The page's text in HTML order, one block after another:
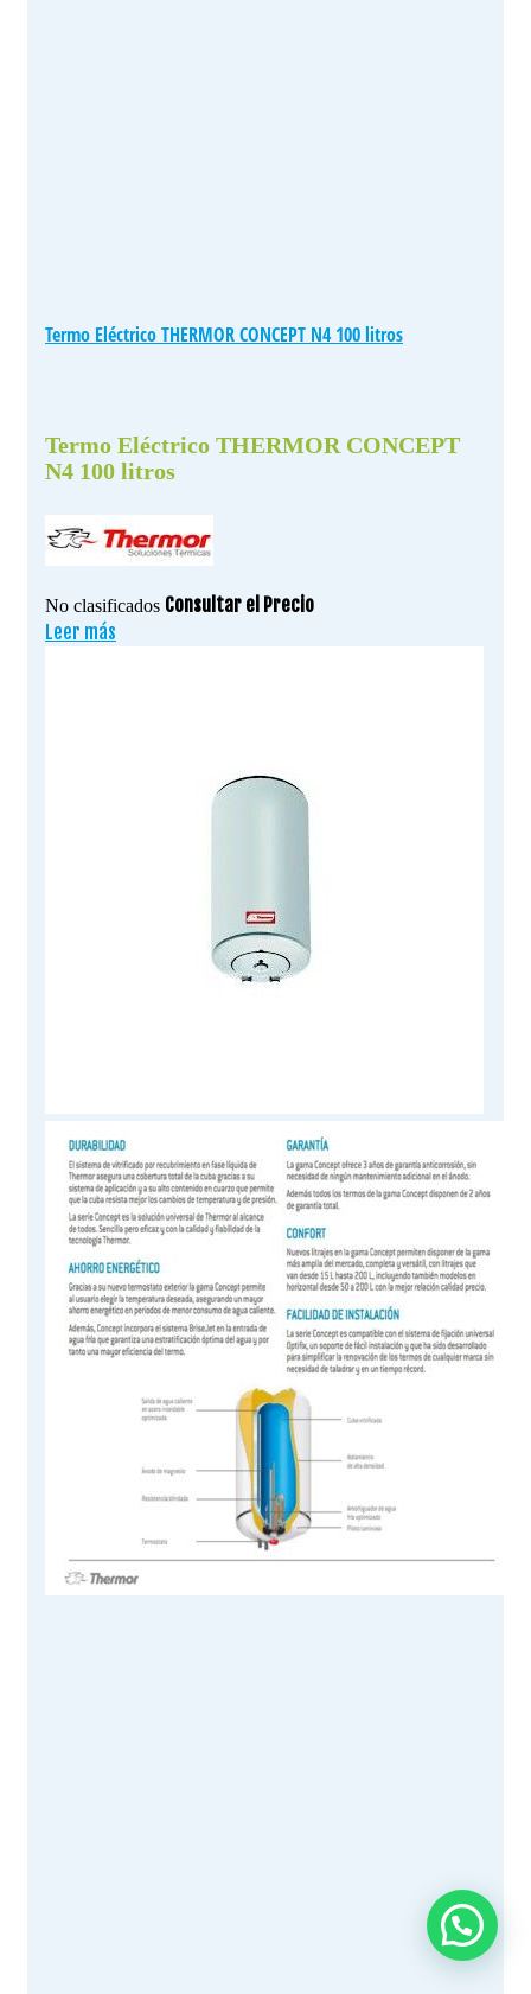
Termo Eléctrico THERMOR CONCEPT N4 100 litros
Termo Eléctrico THERMOR CONCEPT
N4 100 litros
No clasificados Consultar el Precio
Leer más